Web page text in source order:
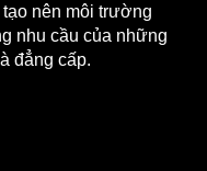
nên môi trường
nhu cầu của những
đẳng cấp.